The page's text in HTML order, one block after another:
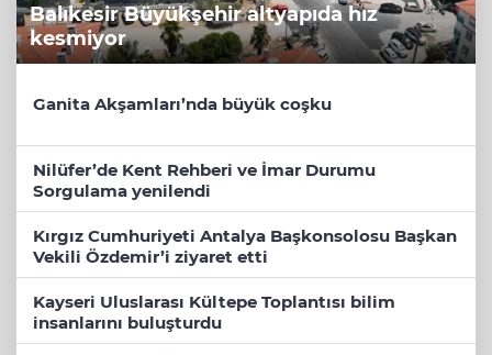
Balıkesir Büyükşehir altyapıda hız
kesmiyor
Ganita Akşamları’nda büyük coşku
Nilüfer’de Kent Rehberi ve İmar Durumu
Sorgulama yenilendi
Kırgız Cumhuriyeti Antalya Başkonsolosu Başkan
Vekili Özdemir’i ziyaret etti
Kayseri Uluslarası Kültepe Toplantısı bilim
insanlarını buluşturdu